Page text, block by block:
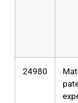
24980